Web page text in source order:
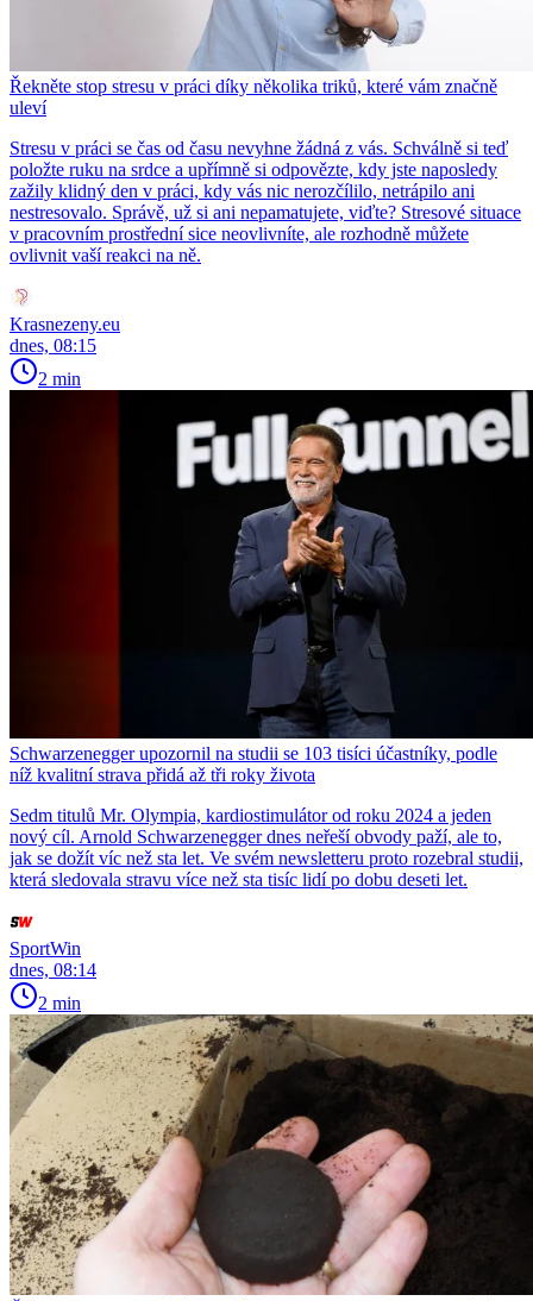
Řekněte stop stresu v práci díky několika triků, které vám značně
uleví
Stresu v práci se čas od času nevyhne žádná z vás. Schválně si teď
položte ruku na srdce a upřímně si odpovězte, kdy jste naposledy
zažily klidný den v práci, kdy vás nic nerozčílilo, netrápilo ani
nestresovalo. Správě, už si ani nepamatujete, viďte? Stresové situace
v pracovním prostřední sice neovlivníte, ale rozhodně můžete
ovlivnit vaší reakci na ně.
Krasnezeny.eu
dnes, 08:15
2 min
Schwarzenegger upozornil na studii se 103 tisíci účastníky, podle
níž kvalitní strava přidá až tři roky života
Sedm titulů Mr. Olympia, kardiostimulátor od roku 2024 a jeden
nový cíl. Arnold Schwarzenegger dnes neřeší obvody paží, ale to,
jak se dožít víc než sta let. Ve svém newsletteru proto rozebral studii,
která sledovala stravu více než sta tisíc lidí po dobu deseti let.
SportWin
dnes, 08:14
2 min